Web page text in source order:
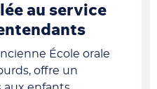
au service
École orale
offre un